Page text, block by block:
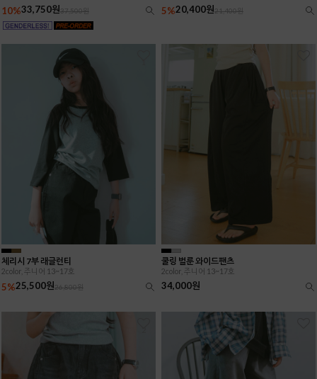
10%33,750원37,500원 5%20,400원21,400원
체리시 7부 래글런티
2color, 주니어 13~17호
5%25,500원26,800원
쿨링 벌룬 와이드팬츠
2color, 주니어 13~17호
34,000원